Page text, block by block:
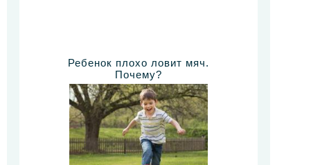
Ребенок плохо ловит мяч.
Почему?